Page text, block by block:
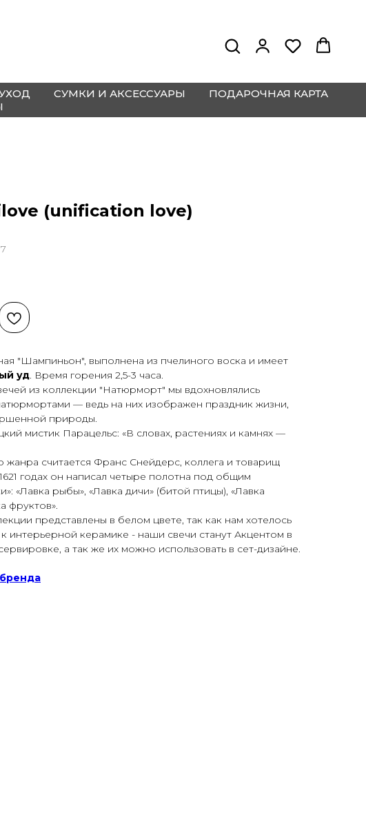
СУМКИ И АКСЕССУАРЫ
ПОДАРОЧНАЯ КАРТА
(unification love)
"Шампиньон", выполнена из пчелиного воска и имеет
уд. Время горения 2,5-3 часа.
из коллекции "Натюрморт" мы вдохновлялись
— ведь на них изображен праздник жизни,
природы.
мистик Парацельс: «В словах, растениях и камнях —
жанра считается Франс Снейдерс, коллега и товарищ
годах он написал четыре полотна под общим
«Лавка рыбы», «Лавка дичи» (битой птицы), «Лавка
фруктов».
представлены в белом цвете, так как нам хотелось
к интерьерной керамике - наши свечи станут Акцентом в
а так же их можно использовать в сет-дизайне.